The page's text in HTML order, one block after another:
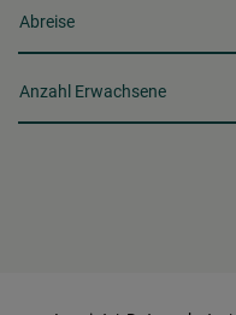
Abreise
Anzahl Erwachsene